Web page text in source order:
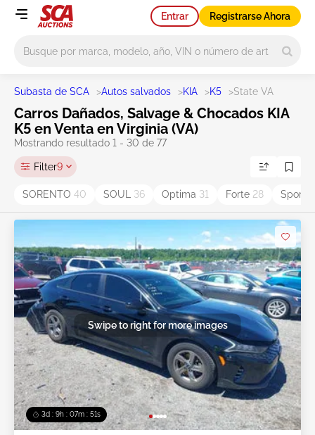
Entrar Registrarse Ahora
Subasta de SCA >Autos salvados >KIA >K5 >State VA
Carros Dañados, Salvage & Chocados KIA
K5 en Venta en Virginia (VA)
Mostrando resultado 1 - 30 de 77
Filter9
SORENTO 40 SOUL 36 Optima 31 Forte 28
3d : 9h : 07m : 48s
Swipe to right for more images